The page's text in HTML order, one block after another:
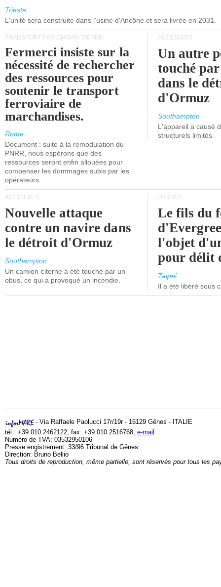
Trieste
L'unité sera construite dans l'usine d'Ancône et sera livrée en 2031.
TRANSPORT PAR CHEMIN DE FER
Fermerci insiste sur la
nécessité de rechercher
des ressources pour
soutenir le transport
ferroviaire de
marchandises.
Rome
Document : suite à la remodulation du
PNRR, nous espérons que des
ressources seront enfin allouées pour
compenser les dommages subis par les
opérateurs.
ACCIDENTS
Un autre
touché
dans le
d'Ormuz
Southampton
L'appareil a causé
structurels limités.
ACCIDENTS
Nouvelle attaque
contre un navire dans
le détroit d'Ormuz
Southampton
Un camion-citerne a été touché par un
obus, ce qui a provoqué un incendie.
JUSTICE
Le fils du
l'objet
pour délit
Taipei
Il a été libéré sous
- Via Raffaele Paolucci 17r/19r - 16129 Gênes - ITALIE
tél.: +39.010.2462122, fax: +39.010.2516768, e-mail
Numéro de TVA: 03532950106
Presse engistrement: 33/96 Tribunal de Gênes
Direction: Bruno Bellio
Tous droits de reproduction, même partielle, sont réservés pour tous les